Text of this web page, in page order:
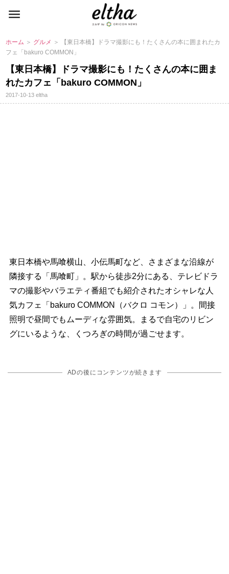
ホーム ＞ グルメ ＞ 【東日本橋】ドラマ撮影にも！たくさんの本に囲まれたカ
フェ「bakuro COMMON」
【東日本橋】ドラマ撮影にも！たくさんの本に囲ま
れたカフェ「bakuro COMMON」
2017-10-13eltha
東日本橋や馬喰横山、小伝馬町など、さまざまな沿線が
隣接する「馬喰町」。駅から徒歩2分にある、テレビドラ
マの撮影やバラエティ番組でも紹介されたオシャレな人
気カフェ「bakuro COMMON（バクロ コモン）」。間接
照明で昼間でもムーディな雰囲気。まるで自宅のリビン
グにいるような、くつろぎの時間が過ごせます。
ADの後にコンテンツが続きます